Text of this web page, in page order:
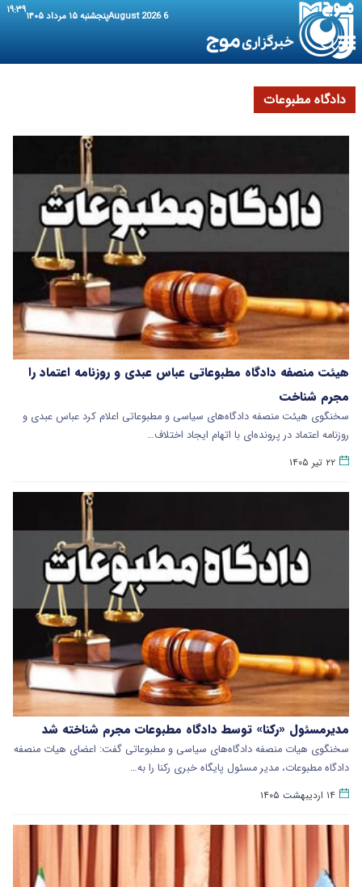
6 August 2026 پنجشنبه ۱۵ مرداد ۱۴۰۵ ۱۹:۳۹
دادگاه مطبوعات
هیئت منصفه دادگاه مطبوعاتی عباس عبدی و روزنامه اعتماد را
مجرم شناخت
سخنگوی هیئت منصفه دادگاه‌های سیاسی و مطبوعاتی اعلام کرد عباس عبدی و
روزنامه اعتماد در پرونده‌ای با اتهام ایجاد اختلاف…
۲۲ تیر ۱۴۰۵
مدیرمسئول «رکنا» توسط دادگاه مطبوعات مجرم شناخته شد
سخنگوی هیات منصفه دادگاه‌های سیاسی و مطبوعاتی گفت: اعضای هیات منصفه
دادگاه مطبوعات، مدیر مسئول پایگاه خبری رکنا را به…
۱۴ اردیبهشت ۱۴۰۵